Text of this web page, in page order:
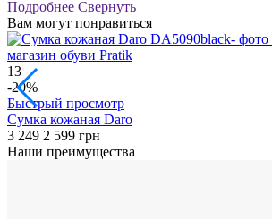
Подробнее Свернуть
Вам могут понравиться
13
-20%
Быстрый просмотр
Сумка кожаная Daro
3 249 2 599 грн
Наши преимущества